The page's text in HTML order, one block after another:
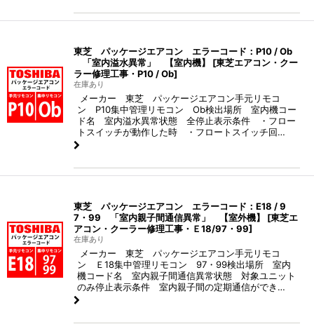
東芝 パッケージエアコン エラーコード：P10 / Ob
「室内溢水異常」 【室内機】
[東芝エアコン・クー
ラー修理工事・P10 / Ob]
在庫あり
メーカー 東芝 パッケージエアコン手元リモコ
ン P10集中管理リモコン Ob検出場所 室内機コー
ド名 室内溢水異常状態 全停止表示条件 ・フロー
トスイッチが動作した時 ・フロートスイッチ回…
東芝 パッケージエアコン エラーコード：E18 / 9
7・99 「室内親子間通信異常」 【室外機】
[東芝エ
アコン・クーラー修理工事・Ｅ18/97・99]
在庫あり
メーカー 東芝 パッケージエアコン手元リモコ
ン Ｅ18集中管理リモコン 97・99検出場所 室内
機コード名 室内親子間通信異常状態 対象ユニット
のみ停止表示条件 室内親子間の定期通信ができ…